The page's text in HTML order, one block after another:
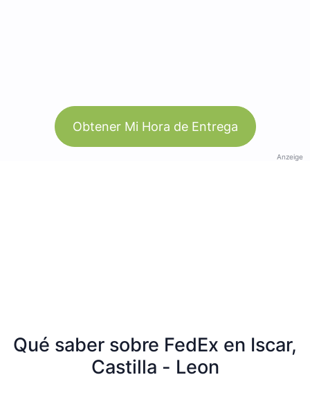
Obtener Mi Hora de Entrega
Anzeige
Qué saber sobre FedEx en Iscar,
Castilla - Leon